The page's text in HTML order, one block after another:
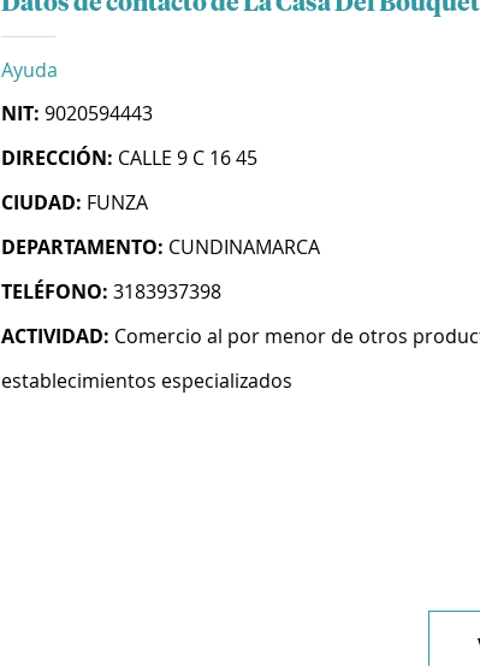
Ayuda
NIT: 9020594443
DIRECCIÓN: CALLE 9 C 16 45
CIUDAD: FUNZA
DEPARTAMENTO: CUNDINAMARCA
TELÉFONO: 3183937398
ACTIVIDAD: Comercio al por menor de otros
establecimientos especializados